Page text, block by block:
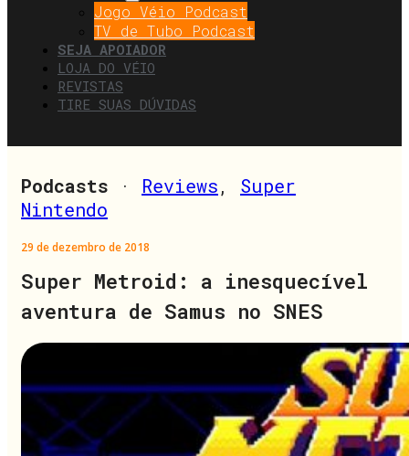
Jogo Véio Podcast
TV de Tubo Podcast
SEJA APOIADOR
LOJA DO VÉIO
REVISTAS
TIRE SUAS DÚVIDAS
Podcasts · Reviews, Super
Nintendo
29 de dezembro de 2018
Super Metroid: a inesquecível
aventura de Samus no SNES